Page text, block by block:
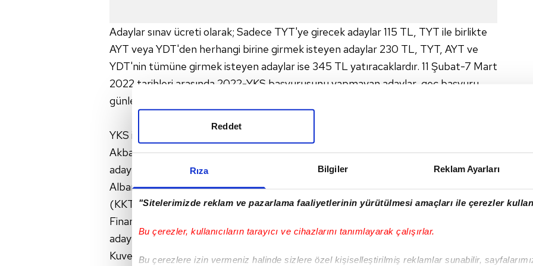
Rıza Bilgiler Reklam Ayarları
"Sitelerimizde reklam ve pazarlama faaliyetlerinin yürütülmesi amaçları ile çerezler
Bu çerezler, kullanıcıların tarayıcı ve cihazlarını tanımlayarak çalışırlar.
Bu çerezlere izin vermeniz halinde sizlere özel kişiselleştirilmiş reklamlar sunabilir,
Reddet
Adaylar sınav ücreti olarak; Sadece TYT'ye girecek adaylar 115 TL, TYT ile birlikte
AYT veya YDT'den herhangi birine girmek isteyen adaylar 230 TL, TYT, AYT ve
YDT'nin tümüne girmek isteyen adaylar ise 345 TL yatıracaklardır. 11 Şubat-7 Mart
2022 tarihleri arasında 2022-YKS başvurusunu yapmayan adaylar, geç başvuru
günlerinde (16-17 Mart 2022 tarihinde) 2022-YKS başvurularını yapabilecekler.
YKS için ücretler, ÖSYM'nin internet sitesinde belirlediği bankalara ödenecek;
Akbank'ın tüm şubeleri, ATM ve internet bankacılığı (KKTC'den başvuracak
adaylar hariç)
Albaraka Türk Katılım Bankası'nın tüm şubeleri, ATM ve internet bankacılığı
(KKTC'den başvuracak adaylar hariç
Finansbank'ın tüm şubeleri, ATM ve internet bankacılığı (KKTC'den başvuracak
adaylar hariç)
Kuveyt Türk Katılım Bankası'nın tüm şubeleri, ATM ve internet bankacılığı